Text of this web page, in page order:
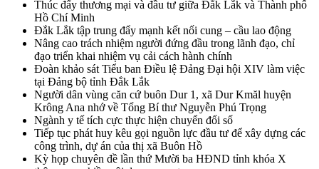
Thúc đẩy thương mại và đầu tư giữa Đắk Lắk và Thành phố
Hồ Chí Minh
Đắk Lắk tập trung đẩy mạnh kết nối cung – cầu lao động
Nâng cao trách nhiệm người đứng đầu trong lãnh đạo, chỉ
đạo triển khai nhiệm vụ cải cách hành chính
Đoàn khảo sát Tiểu ban Điều lệ Đảng Đại hội XIV làm việc
tại Đảng bộ tỉnh Đắk Lắk
Người dân vùng căn cứ buôn Dur 1, xã Dur Kmăl huyện
Krông Ana nhớ về Tổng Bí thư Nguyễn Phú Trọng
Ngành y tế tích cực thực hiện chuyển đổi số
Tiếp tục phát huy kêu gọi nguồn lực đầu tư để xây dựng các
công trình, dự án của thị xã Buôn Hồ
Kỳ họp chuyên đề lần thứ Mười ba HĐND tỉnh khóa X